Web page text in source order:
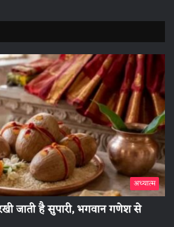
अध्यात्म
जाती है सुपारी, भगवान गणेश से